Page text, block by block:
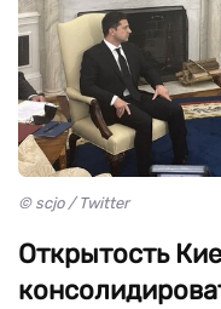
© scjo / Twitter
Открытость